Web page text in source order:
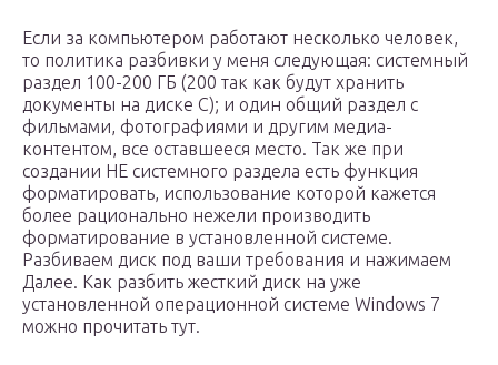
Если за компьютером работают несколько человек,
то политика разбивки у меня следующая: системный
раздел 100-200 ГБ (200 так как будут хранить
документы на диске С); и один общий раздел с
фильмами, фотографиями и другим медиа-
контентом, все оставшееся место. Так же при
создании НЕ системного раздела есть функция
форматировать, использование которой кажется
более рационально нежели производить
форматирование в установленной системе.
Разбиваем диск под ваши требования и нажимаем
Далее. Как разбить жесткий диск на уже
установленной операционной системе Windows 7
можно прочитать тут.